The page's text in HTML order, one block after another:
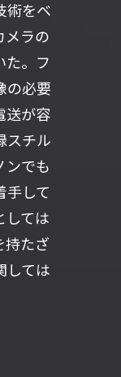
術をベ
メラの
た。フ
の必要
送が容
スチル
ンでも
手して
しては
持たざ
しては